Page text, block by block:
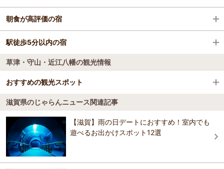
黒壁スクエア
びわ湖バレイ
水郷めぐり(近江八幡和船観光協同組合)
滋賀農業公園ブルーメの丘
多賀大社
永源寺温泉八風の湯 宿「八風別館」
【グリーンホテルYes近江八幡】露天風呂 大浴場＆
名物朝カレー
アズイン東近江能登川駅前
休暇村 近江八幡
近江八幡 まちや倶楽部（旧名称：MACHIYA INN近
朝食が高評価の宿
永源寺温泉八風の湯 宿「八風別館」
【グリーンホテルYes近江八幡】露天風呂 大浴場＆
名物朝カレー
アズイン東近江能登川駅前
ビジネス グリーンホテル八日市
休暇村 近江八幡
駅徒歩5分以内の宿
ホテルはちまん
ホテルルートイン東近江八日市駅前
アズイン東近江能登川駅前
ビジネス第一ホテル
草津・守山・近江八幡の観光情報
おすすめの観光スポット
もりやま芦刈園
3.6
50品種5000本の日本のあじさいと50品種5000本の西洋あじさい。
滋賀県のじゃらんニュース関連記事
【滋賀】雨の日デートにおすすめ！室内でも
遊べるお出かけスポット12選